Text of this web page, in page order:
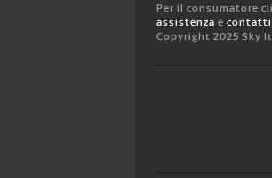
Per il consumatore
assistenza e contatti
Copyright 2025 Sky